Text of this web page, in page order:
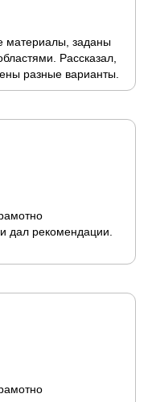
материалы, заданы
Рассказал,
разные варианты.
дал рекомендации.